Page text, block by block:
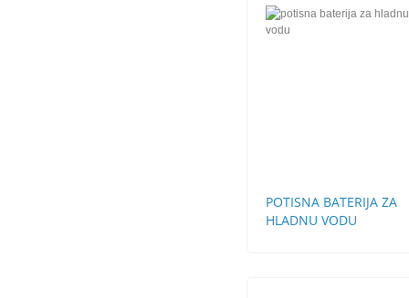
POTISNA BATERIJA ZA
HLADNU VODU